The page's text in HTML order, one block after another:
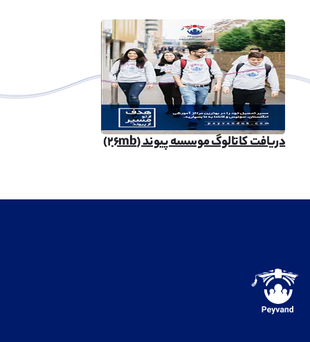
دریافت کاتالوگ موسسه پیوند (۲۶mb)